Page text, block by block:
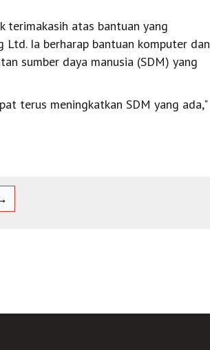
terimakasih atas bantuan yang
Ltd. Ia berharap bantuan komputer dan
sumber daya manusia (SDM) yang
terus meningkatkan SDM yang ada,"